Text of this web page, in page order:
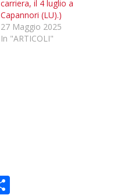
carriera, il 4 luglio a
Capannori (LU).)
27 Maggio 2025
In "ARTICOLI"